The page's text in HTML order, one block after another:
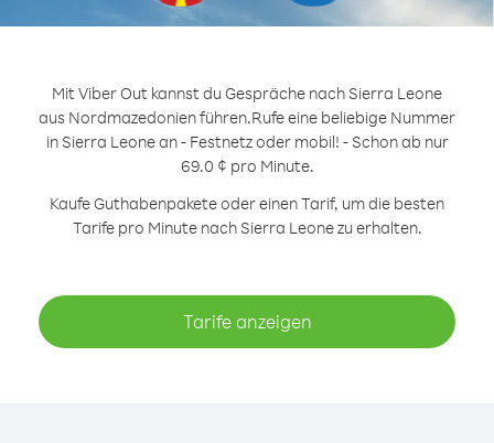
Mit Viber Out kannst du Gespräche nach Sierra Leone
aus Nordmazedonien führen.Rufe eine beliebige Nummer
in Sierra Leone an - Festnetz oder mobil! - Schon ab nur
69.0 ¢ pro Minute.
Kaufe Guthabenpakete oder einen Tarif, um die besten
Tarife pro Minute nach Sierra Leone zu erhalten.
Tarife anzeigen